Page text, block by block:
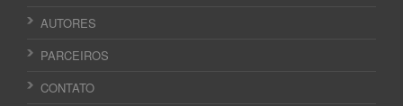
AUTORES
PARCEIROS
CONTATO